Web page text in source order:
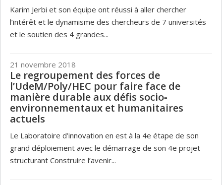
Karim Jerbi et son équipe ont réussi à aller chercher
l’intérêt et le dynamisme des chercheurs de 7 universités
et le soutien des 4 grandes...
21 novembre 2018
Le regroupement des forces de
l’UdeM/Poly/HEC pour faire face de
manière durable aux défis socio‐
environnementaux et humanitaires
actuels
Le Laboratoire d’innovation en est à la 4e étape de son
grand déploiement avec le démarrage de son 4e projet
structurant Construire l’avenir...